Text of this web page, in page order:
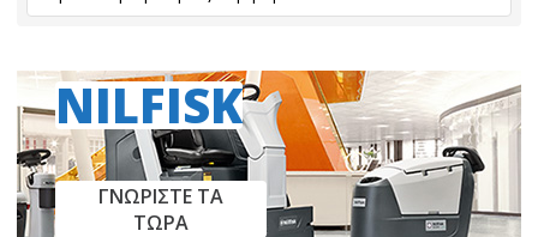
NILFISK
ΓΝΩΡΙΣΤΕ ΤΑ
ΤΩΡΑ